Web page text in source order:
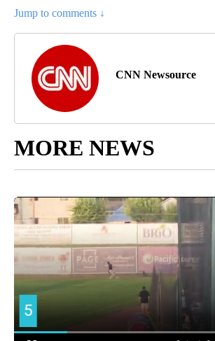
Jump to comments ↓
CNN Newsource
MORE NEWS